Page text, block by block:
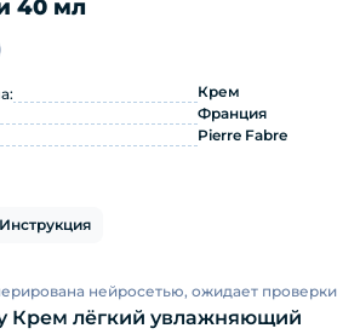
40 мл
Крем лёгкий
Крем
Франция
Pierre Fabre
Инструкция
нейросетью, ожидает проверки
Крем лёгкий увлажняющий